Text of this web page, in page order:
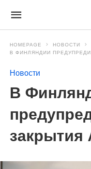
HOMEPAGE
НОВОСТИ
В ФИНЛЯНДИИ
Новости
В
закрытия